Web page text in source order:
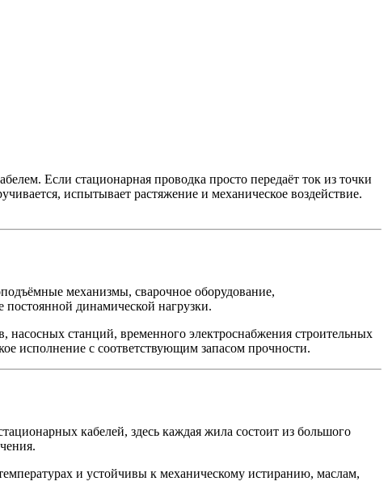
Если стационарная проводка просто передаёт ток из точки
испытывает растяжение и механическое воздействие.
механизмы, сварочное оборудование,
динамической нагрузки.
насосных станций, временного электроснабжения строительных
исполнение с соответствующим запасом прочности.
кабелей, здесь каждая жила состоит из большого
и устойчивы к механическому истиранию, маслам,